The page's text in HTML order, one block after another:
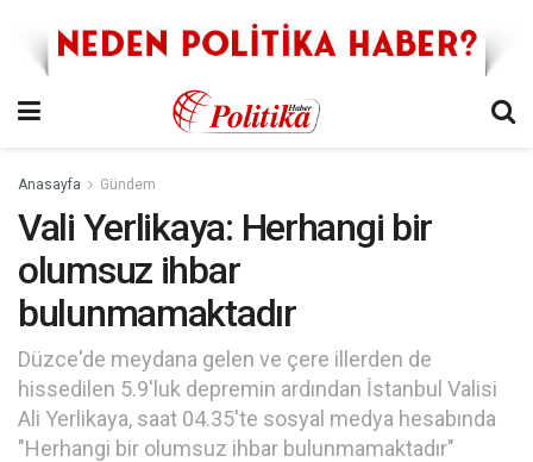
Anasayfa Gündem
Vali Yerlikaya: Herhangi bir
olumsuz ihbar
bulunmamaktadır
Düzce'de meydana gelen ve çere illerden de
hissedilen 5.9'luk depremin ardından İstanbul Valisi
Ali Yerlikaya, saat 04.35'te sosyal medya hesabında
"Herhangi bir olumsuz ihbar bulunmamaktadır"